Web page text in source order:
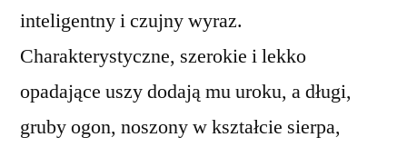
inteligentny i czujny wyraz.
Charakterystyczne, szerokie i lekko
opadające uszy dodają mu uroku, a długi,
gruby ogon, noszony w kształcie sierpa,